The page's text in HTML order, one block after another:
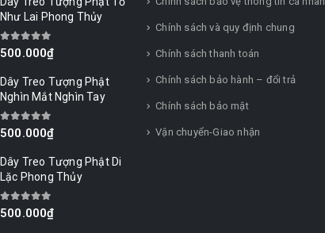
Như Lai Phong Thủy
0out of 5
500.000₫
Dây Treo Tượng Phật
Nghìn Mắt Nghìn Tay
0out of 5
500.000₫
Dây Treo Tượng Phật Di
Lặc Phong Thủy
0out of 5
500.000₫
Chính sách và quy định chung
Chính sách thanh toán
Chính sách bảo hành – đổi trả
Chính sách bảo mật
Vận chuyển-Giao nhận